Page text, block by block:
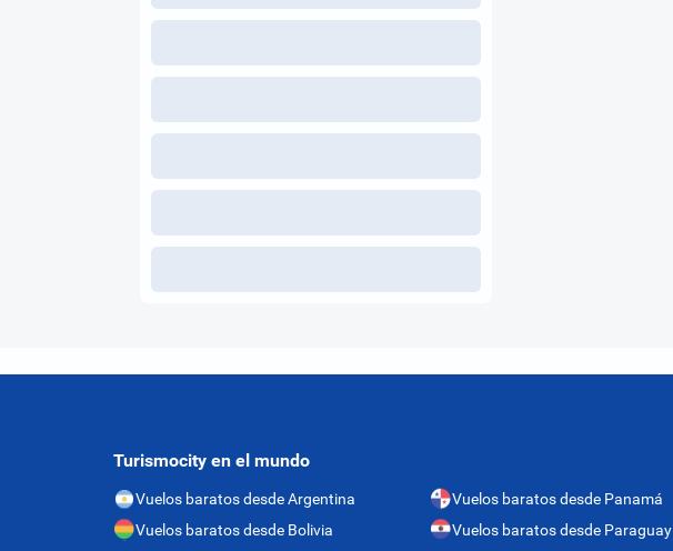
Turismocity en el mundo
Vuelos baratos desde Argentina
Vuelos baratos desde Bolivia
Vuelos baratos desde Panamá
Vuelos baratos desde Paraguay